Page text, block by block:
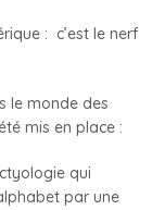
: c’est le nerf
le monde des
mis en place :
qui
par une